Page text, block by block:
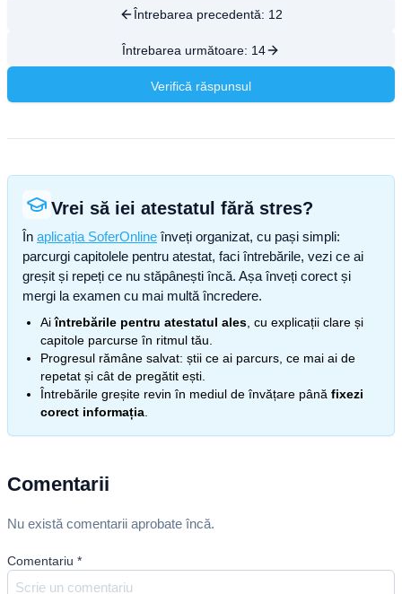
Întrebarea precedentă: 12
Întrebarea următoare: 14
Verifică răspunsul
Vrei să iei atestatul fără stres?
În aplicația SoferOnline înveți organizat, cu pași simpli:
parcurgi capitolele pentru atestat, faci întrebările, vezi ce ai
greșit și repeți ce nu stăpânești încă. Așa înveți corect și
mergi la examen cu mai multă încredere.
Aiîntrebările pentru atestatul ales , cu explicații clare și
capitole parcurse în ritmul tău.
Progresul rămâne salvat: știi ce ai parcurs, ce mai ai de
repetat și cât de pregătit ești.
Întrebările greșite revin în mediul de învățare până fixezi
corect informația
Comentarii
Nu există comentarii aprobate încă.
Comentariu *